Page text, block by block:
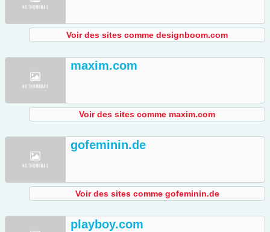
Voir des sites comme designboom.com
maxim.com
Voir des sites comme maxim.com
gofeminin.de
Voir des sites comme gofeminin.de
playboy.com